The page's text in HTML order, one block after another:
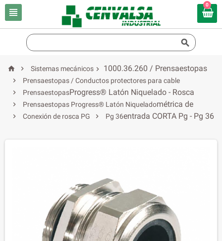

0

 
Sistemas mecánicos

Prensaestopas / Conductos protectores para cable

Prensaestopas

Prensaestopas Progress® Latón Niquelado

Conexión de rosca PG  Pg 36
 1000.36.260 / Prensaestopas
Progress® Latón Niquelado - Rosca
métrica de
entrada CORTA Pg - Pg 36